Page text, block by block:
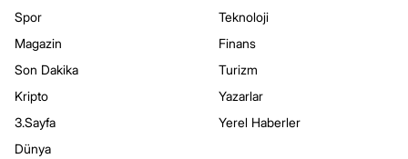
Spor
Magazin
Son Dakika
Kripto
3.Sayfa
Dünya
Teknoloji
Finans
Turizm
Yazarlar
Yerel Haberler